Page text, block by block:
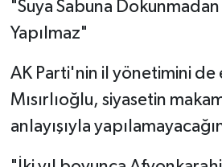
"Suya Sabuna Dokunmadan
Yapılmaz"
AK Parti'nin il yönetimini de
Mısırlıoğlu, siyasetin
anlayışıyla